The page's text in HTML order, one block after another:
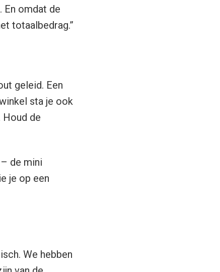
omdat de
totaalbedrag.”
geleid. Een
sta je ook
Houd de
de mini
je op een
We hebben